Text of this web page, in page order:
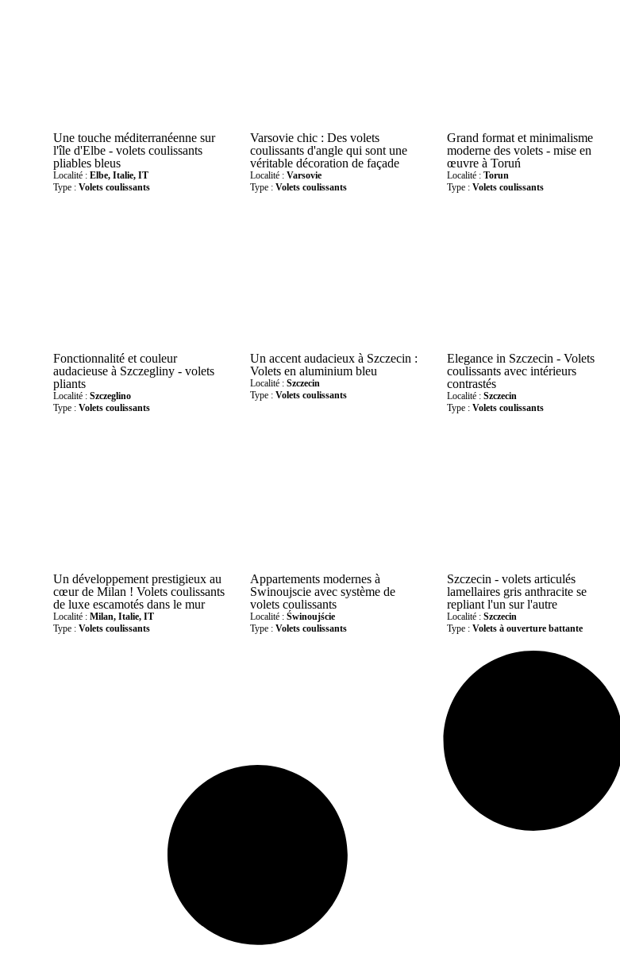
Une touche méditerranéenne sur
l'île d'Elbe - volets coulissants
pliables bleus
Localité :Elbe, Italie, IT
Type :Volets coulissants
Varsovie chic : Des volets
coulissants d'angle qui sont une
véritable décoration de façade
Localité :Varsovie
Type :Volets coulissants
Grand format et minimalisme
moderne des volets - mise en
œuvre à Toruń
Localité :Torun
Type :Volets coulissants
Fonctionnalité et couleur
audacieuse à Szczegliny - volets
pliants
Localité :Szczeglino
Type :Volets coulissants
Un accent audacieux à Szczecin :
Volets en aluminium bleu
Localité :Szczecin
Type :Volets coulissants
Elegance in Szczecin - Volets
coulissants avec intérieurs
contrastés
Localité :Szczecin
Type :Volets coulissants
Un développement prestigieux au
cœur de Milan ! Volets coulissants
de luxe escamotés dans le mur
Localité :Milan, Italie, IT
Type :Volets coulissants
Appartements modernes à
Swinoujscie avec système de
volets coulissants
Localité :Świnoujście
Type :Volets coulissants
Szczecin - volets articulés
lamellaires gris anthracite se
repliant l'un sur l'autre
Localité :Szczecin
Type :Volets à ouverture battante